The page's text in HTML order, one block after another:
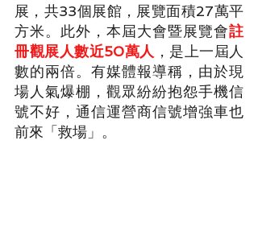
展，共33個展館，展覽面積27萬平
方米。此外，本屆大會暨展覽會註
冊觀展人數近50萬人 ，是上一屆人
數的兩倍。有媒體報導稱，由於現
場人氣爆棚，觀眾紛紛抱怨手機信
號不好，通信運營商信號增強車也
前來「救場」。